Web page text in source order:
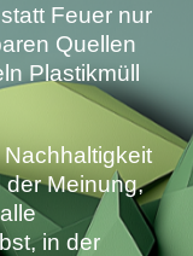
Feuer nur
Quellen
Plastikmüll
der Meinung,
in der